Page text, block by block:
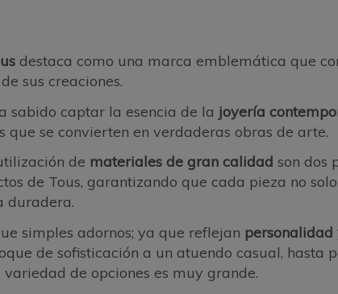
destaca como una marca emblemática que
sus creaciones.
sabido captar la esencia de la joyería
que se convierten en verdaderas obras de arte.
de materiales de gran calidad son dos
de Tous, garantizando que cada pieza no
duradera.
simples adornos; ya que reflejan personalidad
de sofisticación a un atuendo casual, hasta
de opciones es muy grande.